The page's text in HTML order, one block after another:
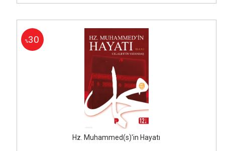
%30
Hz. Muhammed(s)'in Hayatı